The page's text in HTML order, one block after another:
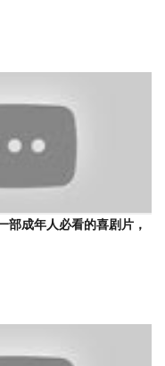
部成年人必看的喜剧片，